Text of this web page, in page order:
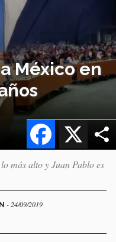
México en
X
Facebook
más alto y Juan Pablo es
- 24/09/2019